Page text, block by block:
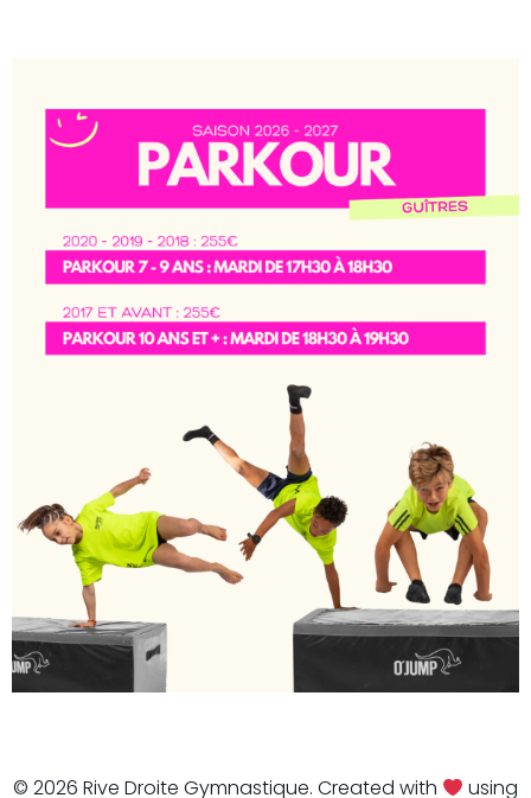
© 2026 Rive Droite Gymnastique. Created with using